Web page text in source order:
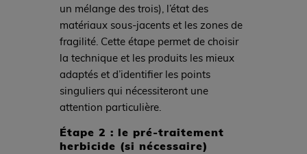
un mélange des trois), l’état des
matériaux sous-jacents et les zones de
fragilité. Cette étape permet de choisir
la technique et les produits les mieux
adaptés et d’identifier les points
singuliers qui nécessiteront une
attention particulière.
Étape 2 : le pré-traitement
herbicide (si nécessaire)